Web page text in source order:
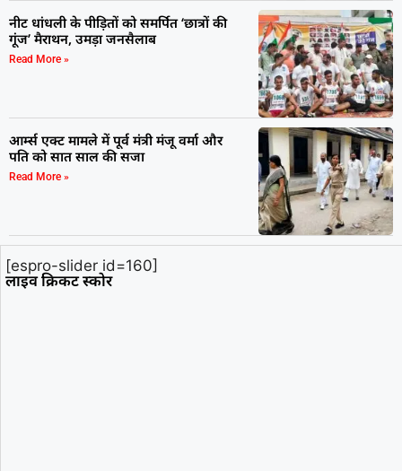
नीट धांधली के पीड़ितों को समर्पित ‘छात्रों की
गूंज’ मैराथन, उमड़ा जनसैलाब
Read More »
आर्म्स एक्ट मामले में पूर्व मंत्री मंजू वर्मा और
पति को सात साल की सजा
Read More »
[espro-slider id=160]
लाइव क्रिकट स्कोर